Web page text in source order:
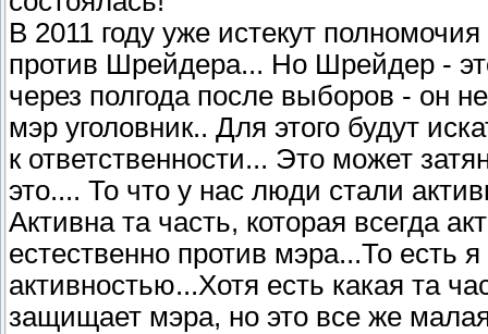
В 2011 году уже истекут
против Шрейдера... Но Шрейдер -
через полгода после выборов - он
мэр уголовник.. Для этого будут
к ответственности... Это может
это.... То что у нас люди стали
Активна та часть, которая всегда
естественно против мэра...То есть
активностью...Хотя есть какая та
защищает мэра, но это все же